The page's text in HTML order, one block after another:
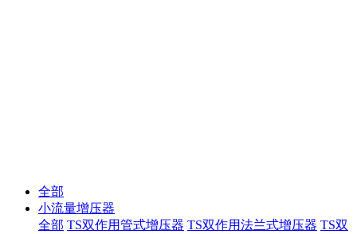
全部
小流量增压器
全部 TS双作用管式增压器 TS双作用法兰式增压器 TS双